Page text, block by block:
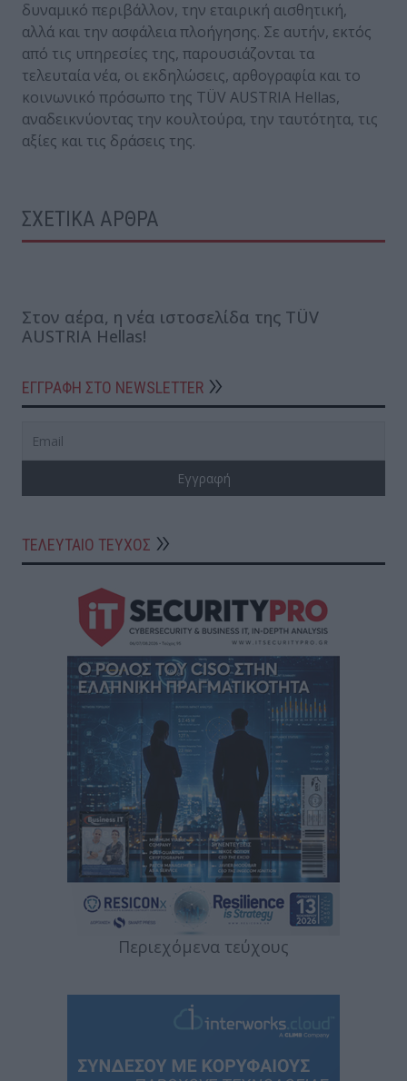
δυναμικό περιβάλλον, την εταιρική αισθητική,
αλλά και την ασφάλεια πλοήγησης. Σε αυτήν, εκτός
από τις υπηρεσίες της, παρουσιάζονται τα
τελευταία νέα, οι εκδηλώσεις, αρθογραφία και το
κοινωνικό πρόσωπο της TÜV AUSTRIA Hellas,
αναδεικνύοντας την κουλτούρα, την ταυτότητα, τις
αξίες και τις δράσεις της.
ΣΧΕΤΙΚΑ ΑΡΘΡΑ
Στον αέρα, η νέα ιστοσελίδα της ΤÜV
AUSTRIA Hellas!
ΕΓΓΡΑΦΗ ΣΤΟ NEWSLETTER
ΤΕΛΕΥΤΑΙΟ ΤΕΥΧΟΣ
Περιεχόμενα τεύχους